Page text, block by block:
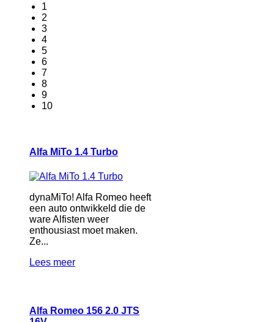
1
2
3
4
5
6
7
8
9
10
Alfa MiTo 1.4 Turbo
dynaMiTo! Alfa Romeo heeft
een auto ontwikkeld die de
ware Alfisten weer
enthousiast moet maken.
Ze...
Lees meer
Alfa Romeo 156 2.0 JTS